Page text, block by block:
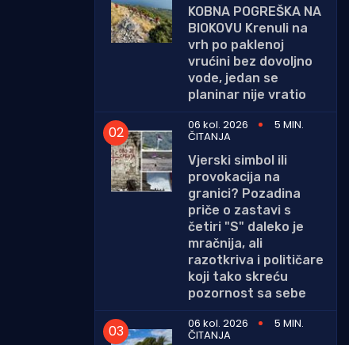
KOBNA POGREŠKA NA
BIOKOVU Krenuli na
vrh po paklenoj
vrućini bez dovoljno
vode, jedan se
planinar nije vratio
06 kol. 2026
5 MIN.
ČITANJA
Vjerski simbol ili
provokacija na
granici? Pozadina
priče o zastavi s
četiri "S" daleko je
mračnija, ali
razotkriva i političare
koji tako skreću
pozornost sa sebe
06 kol. 2026
5 MIN.
ČITANJA